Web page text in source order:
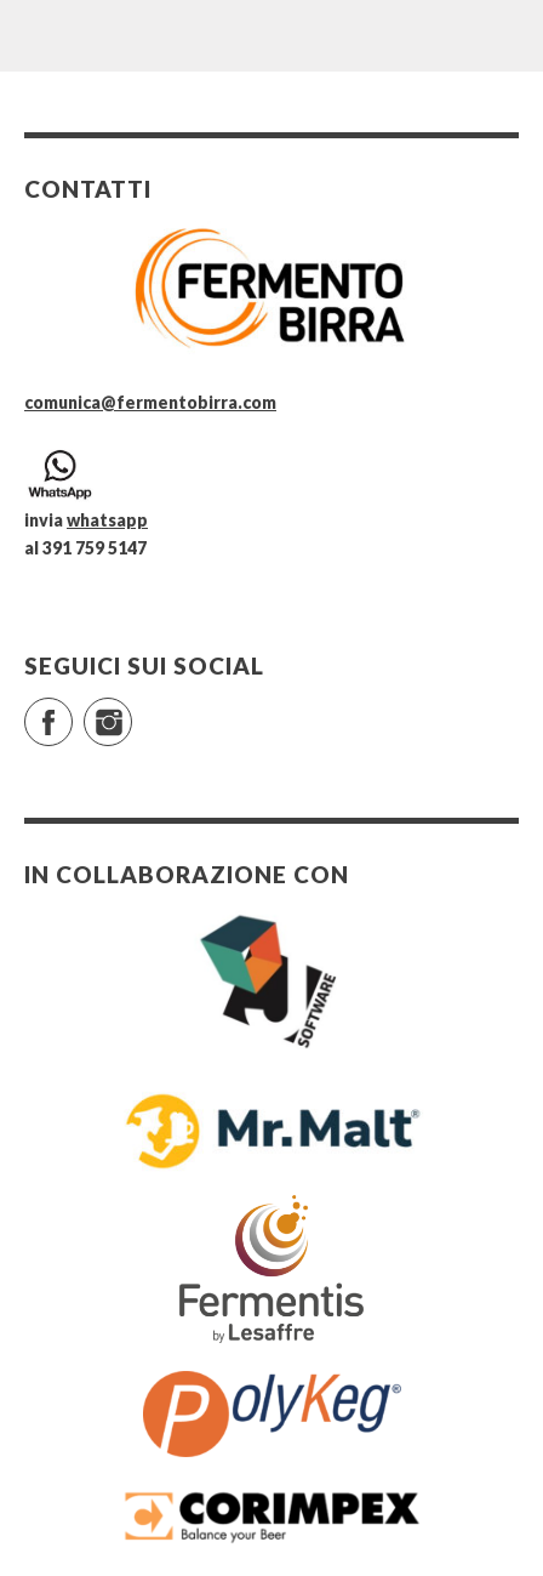
CONTATTI
comunica@fermentobirra.com
inviawhatsapp
al 391 759 5147
SEGUICI SUI SOCIAL
FacebookInstagram
IN COLLABORAZIONE CON